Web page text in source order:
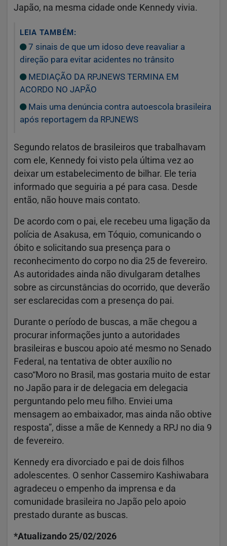
Japão, na mesma cidade onde Kennedy vivia.
LEIA TAMBÉM:
7 sinais de que um idoso deve reavaliar a
direção para evitar acidentes no trânsito
MEDIAÇÃO DA RPJNEWS TERMINA EM
ACORDO NO JAPÃO
Mais uma denúncia contra autoescola brasileira
após reportagem da RPJNEWS
Segundo relatos de brasileiros que trabalhavam
com ele, Kennedy foi visto pela última vez ao
deixar um estabelecimento de bilhar. Ele teria
informado que seguiria a pé para casa. Desde
então, não houve mais contato.
De acordo com o pai, ele recebeu uma ligação da
polícia de Asakusa, em Tóquio, comunicando o
óbito e solicitando sua presença para o
reconhecimento do corpo no dia 25 de fevereiro.
As autoridades ainda não divulgaram detalhes
sobre as circunstâncias do ocorrido, que deverão
ser esclarecidas com a presença do pai.
Durante o período de buscas, a mãe chegou a
procurar informações junto a autoridades
brasileiras e buscou apoio até mesmo no Senado
Federal, na tentativa de obter auxílio no
caso“Moro no Brasil, mas gostaria muito de estar
no Japão para ir de delegacia em delegacia
perguntando pelo meu filho. Enviei uma
mensagem ao embaixador, mas ainda não obtive
resposta”, disse a mãe de Kennedy a RPJ no dia 9
de fevereiro.
Kennedy era divorciado e pai de dois filhos
adolescentes. O senhor Cassemiro Kashiwabara
agradeceu o empenho da imprensa e da
comunidade brasileira no Japão pelo apoio
prestado durante as buscas.
*Atualizando 25/02/2026